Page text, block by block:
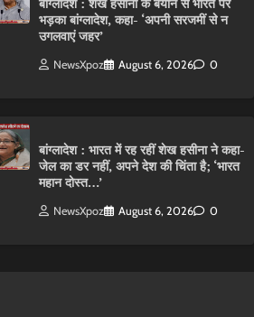
भड़का बांग्लादेश, कहा- ‘अपनी सरजमीं से न
उगलवाएं जहर’
NewsXpoz August 6, 2026 0
बांग्लादेश : भारत में रह रहीं शेख हसीना ने कहा-
जेल का डर नहीं, अपने देश की चिंता है; ‘भारत
महान दोस्त…’
NewsXpoz August 6, 2026 0